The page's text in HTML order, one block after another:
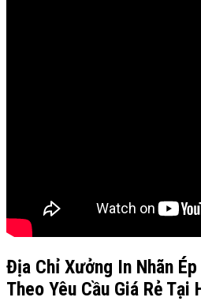
Địa Chỉ Xưởng In Nhãn
Theo Yêu Cầu Giá Rẻ Tại